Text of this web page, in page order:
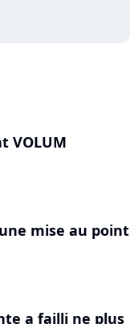
VOLUM
mise au point
a failli ne plus